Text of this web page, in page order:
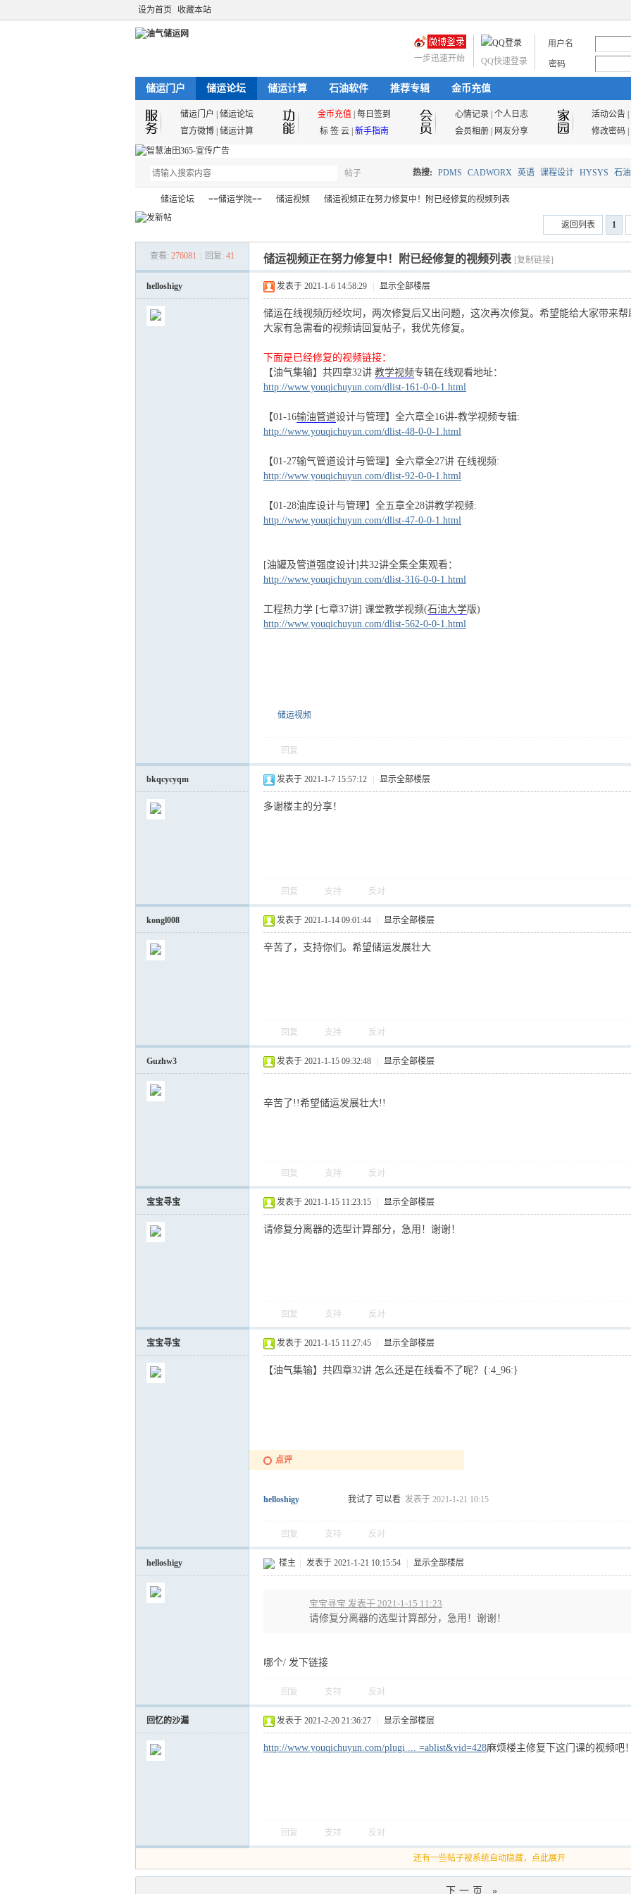
设为首页 收藏本站
用户名
密码
QQ快速登录
一步迅速开始
储运门户 储运论坛 储运计算 石油软件 推荐专辑 金币充值
储运门户 储运论坛 金币充值 每日签到 心情记录 个人日志 活动公告|
官方微博 储运计算 标 签 云 新手指南 会员相册 网友分享 修改密码|
帖子
搜
索
热搜: PDMS CADWORX 英语 课程设计 HYSYS 石
油气储运
储运论坛
›
==储运学院==
›
储运视频
›
储运视频正在努力修复中！附已经修复的视频列表
1
返回列表
查看: 276081 回复: 41 储运视频正在努力修复中！附已经修复的视频列表 [复制链接]
helloshigy 发表于 2021-1-6 14:58:29 显示全部楼层
储运在线视频历经坎坷，两次修复后又出问题，这次再次修复。希望能给大家带来帮
大家有急需看的视频请回复帖子，我优先修复。
下面是已经修复的视频链接：
【油气集输】共四章32讲 教学视频专辑在线观看地址：
http://www.youqichuyun.com/dlist-161-0-0-1.html
【01-16输油管道设计与管理】全六章全16讲-教学视频专辑:
http://www.youqichuyun.com/dlist-48-0-0-1.html
【01-27输气管道设计与管理】全六章全27讲 在线视频:
http://www.youqichuyun.com/dlist-92-0-0-1.html
【01-28油库设计与管理】全五章全28讲教学视频:
http://www.youqichuyun.com/dlist-47-0-0-1.html
[油罐及管道强度设计]共32讲全集全集观看：
http://www.youqichuyun.com/dlist-316-0-0-1.html
工程热力学 [七章37讲] 课堂教学视频(石油大学版)
http://www.youqichuyun.com/dlist-562-0-0-1.html
储运视频
回复
bkqcycyqm 发表于 2021-1-7 15:57:12 显示全部楼层
多谢楼主的分享！
回复 支持 反对
kongl008 发表于 2021-1-14 09:01:44 显示全部楼层
辛苦了，支持你们。希望储运发展壮大
回复 支持 反对
Guzhw3 发表于 2021-1-15 09:32:48 显示全部楼层
辛苦了!!希望储运发展壮大!!
回复 支持 反对
宝宝寻宝 发表于 2021-1-15 11:23:15 显示全部楼层
请修复分离器的选型计算部分，急用！谢谢！
回复 支持 反对
宝宝寻宝 发表于 2021-1-15 11:27:45 显示全部楼层
【油气集输】共四章32讲 怎么还是在线看不了呢？{:4_96:}
点评
helloshigy 我试了 可以看 发表于 2021-1-21 10:15
回复 支持 反对
helloshigy 楼主 发表于 2021-1-21 10:15:54 显示全部楼层
宝宝寻宝 发表于 2021-1-15 11:23
请修复分离器的选型计算部分，急用！谢谢！
哪个/ 发下链接
回复 支持 反对
回忆的沙漏 发表于 2021-2-20 21:36:27 显示全部楼层
http://www.youqichuyun.com/plugi ... =ablist&vid=428麻烦楼主修复下这门课的视频吧
回复 支持 反对
还有一些帖子被系统自动隐藏，点此展开
下一页 »